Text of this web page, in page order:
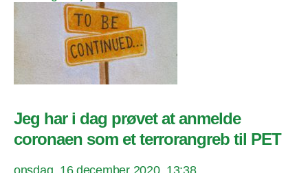
Jeg har i dag prøvet at anmelde
coronaen som et terrorangreb til PET
onsdag, 16 december 2020, 13:38